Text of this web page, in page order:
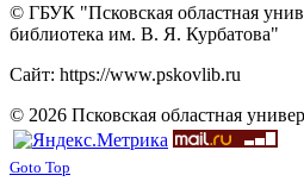
© ГБУК "Псковская областная
библиотека им. В. Я. Курбатова"
Сайт: https://www.pskovlib.ru
© 2026 Псковская областная
Goto Top